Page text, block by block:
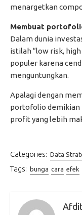
menargetkan
Membuat
Dalam dunia
istilah “low risk,
populer karena
menguntungkan.
Apalagi dengan
portofolio demikian
profit yang lebih
Categories: Data
Tags: bunga cara efek